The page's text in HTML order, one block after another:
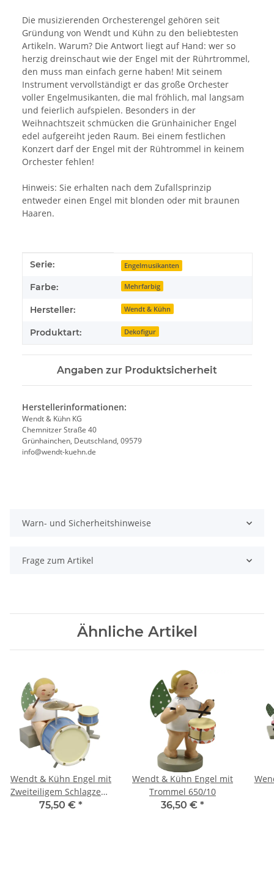
Die musizierenden Orchesterengel gehören seit
Gründung von Wendt und Kühn zu den beliebtesten
Artikeln. Warum? Die Antwort liegt auf Hand: wer so
herzig dreinschaut wie der Engel mit der Rührtrommel,
den muss man einfach gerne haben! Mit seinem
Instrument vervollständigt er das große Orchester
voller Engelmusikanten, die mal fröhlich, mal langsam
und feierlich aufspielen. Besonders in der
Weihnachtszeit schmücken die Grünhainicher Engel
edel aufgereiht jeden Raum. Bei einem festlichen
Konzert darf der Engel mit der Rühtrommel in keinem
Orchester fehlen!
Hinweis: Sie erhalten nach dem Zufallsprinzip
entweder einen Engel mit blonden oder mit braunen
Haaren.
Produkteigenschaft
Wert
Serie: Engelmusikanten
Farbe: Mehrfarbig
Hersteller: Wendt & Kühn
Produktart: Dekofigur
Angaben zur Produktsicherheit
Herstellerinformationen:
Wendt & Kühn KG
Chemnitzer Straße 40
Grünhainchen, Deutschland, 09579
info@wendt-kuehn.de
Warn- und Sicherheitshinweise
Frage zum Artikel
Ähnliche Artikel
Wendt & Kühn Engel mit
Zweiteiligem Schlagzeug
Sitzend 650/44a
75,50 € *
Wendt & Kühn Engel mit
Trommel 650/10
36,50 € *